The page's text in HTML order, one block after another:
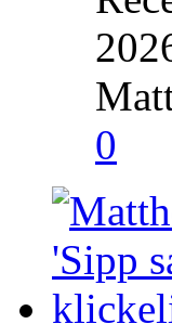
0